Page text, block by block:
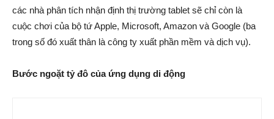
các nhà phân tích nhận định thị trường tablet sẽ chỉ còn là
cuộc chơi của bộ tứ Apple, Microsoft, Amazon và Google (ba
trong số đó xuất thân là công ty xuất phần mềm và dịch vụ).
Bước ngoặt tỷ đô của ứng dụng di động